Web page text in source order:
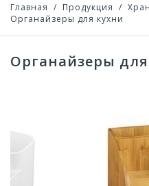
Главная / Продукция /
Органайзеры для кухни
Органайзеры для